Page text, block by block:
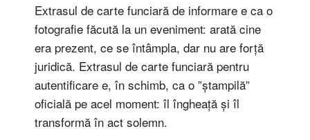
Extrasul de carte funciară de informare e ca o
fotografie făcută la un eveniment: arată cine
era prezent, ce se întâmpla, dar nu are forță
juridică. Extrasul de carte funciară pentru
autentificare e, în schimb, ca o ”ștampilă”
oficială pe acel moment: îl îngheață și îl
transformă în act solemn.